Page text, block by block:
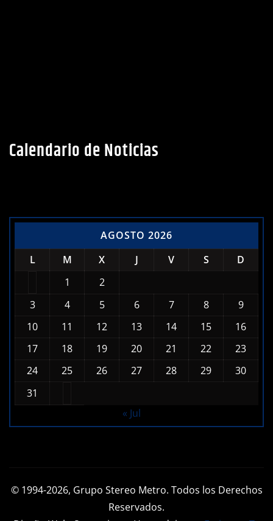
X J V
1
2
4 5
10
11 12 13 14 15
16
17
18 19 20 21 22
23
24
25 26 27 28 29
30
31
Diseño Web, Streaming, y Hospedaje por